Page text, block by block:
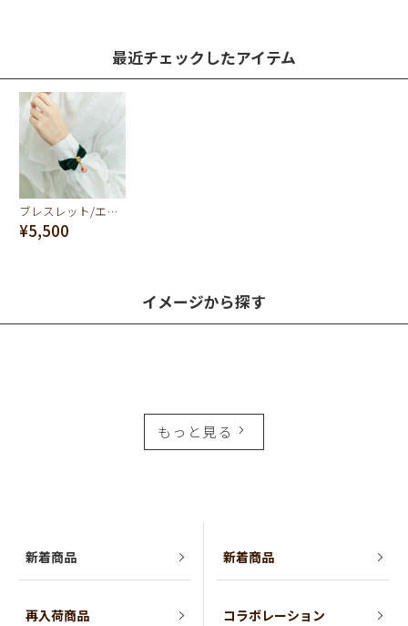
最近チェックしたアイテム
ブレスレット/エラベルシアワセ ベルベットリボン(グリーン)
¥5,500
イメージから探す
もっと見る
新着商品
再入荷商品
新着商品
コラボレーション